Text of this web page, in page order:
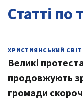
Статті по
ХРИСТИЯНСЬКИЙ СВІТ
Великі
продовжують
громади